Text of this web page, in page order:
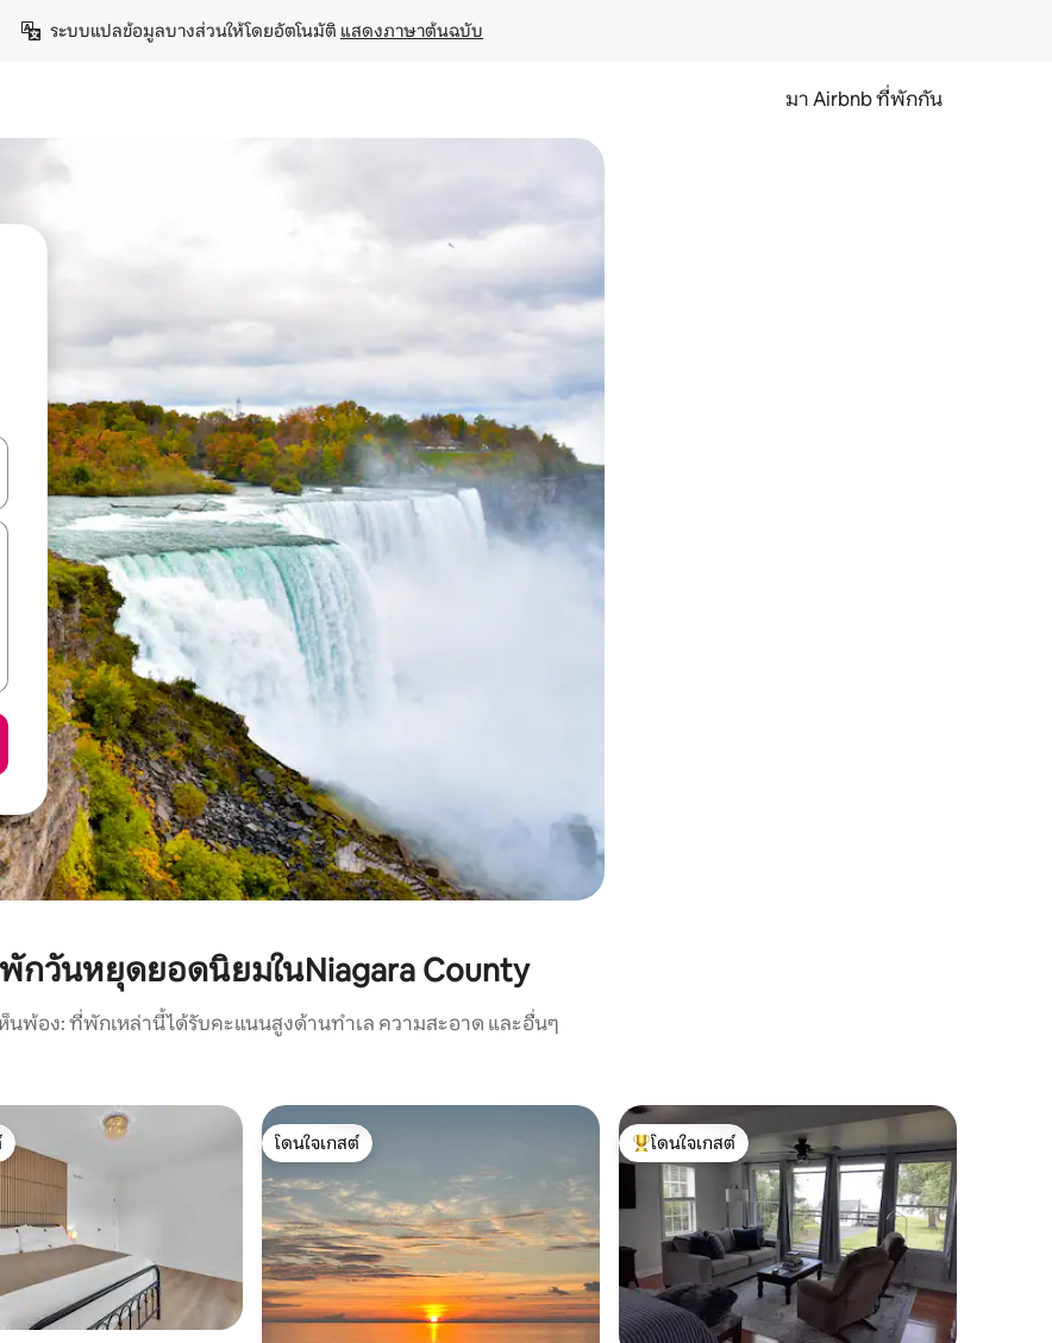
ระบบแปลข้อมูลบางส่วนให้โดยอัตโนมัติ แสดงภาษาต้นฉบับ
มา Airbnb ที่พักกัน
ค้นหา
กวันหยุดยอดนิยมในNiagara County
นพ้อง: ที่พักเหล่านี้ได้รับคะแนนสูงด้านทำเล ความสะอาด และอื่นๆ
โดนใจเกสต์
โดนใจเกสต์
โดนใจเกสต์ที่สุด
โดนใจเกสต์